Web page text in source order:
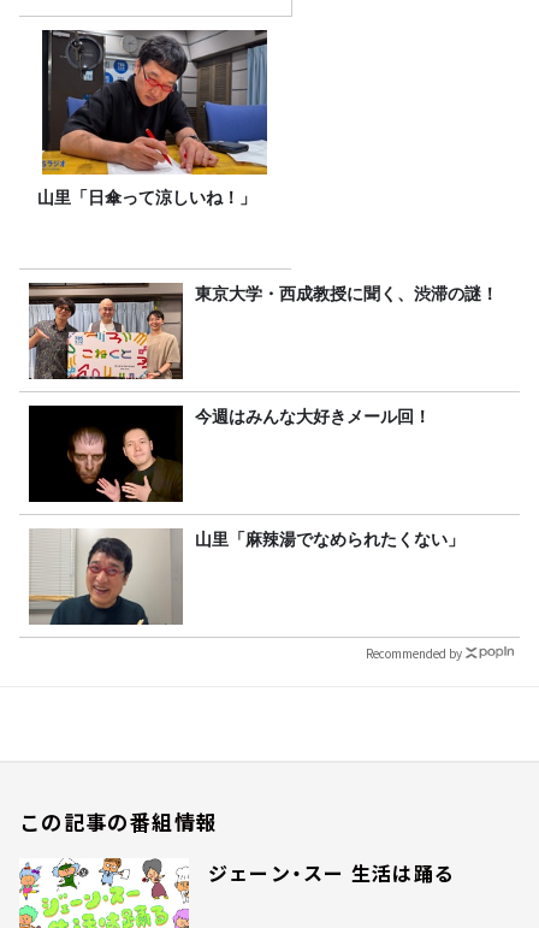
山里「日傘って涼しいね！」
東京大学・西成教授に聞く、渋滞の謎！
今週はみんな大好きメール回！
山里「麻辣湯でなめられたくない」
Recommended by
この記事の番組情報
ジェーン・スー 生活は踊る